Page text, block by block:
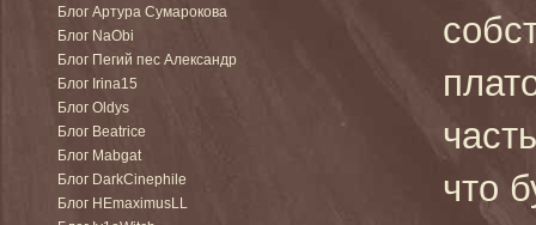
Блог Артура Сумарокова
Блог NaObi
Блог Пегий пес Александр
Блог Irina15
Блог Oldys
Блог Beatrice
Блог Mabgat
Блог DarkCinephile
Блог HEmaximusLL
что